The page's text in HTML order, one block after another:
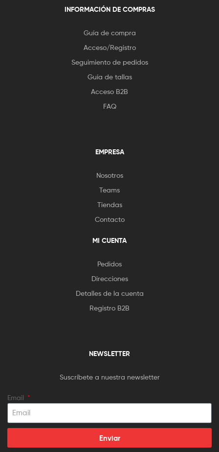
INFORMACIÓN DE COMPRAS
Guía de compra
Acceso/Registro
Seguimiento de pedidos
Guía de tallas
Acceso B2B
FAQ
EMPRESA
Nosotros
Teams
Tiendas
Contacto
MI CUENTA
Pedidos
Direcciones
Detalles de la cuenta
Registro B2B
NEWSLETTER
Suscríbete a nuestra newsletter
Email
Enviar